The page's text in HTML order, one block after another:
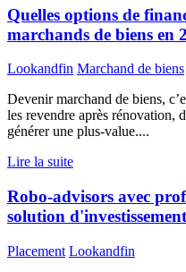
Quelles options de
marchands de biens en
Lookandfin Marchand de biens
Devenir marchand de biens,
les revendre après rénovation,
générer une plus-value....
Lire la suite
Robo-advisors avec
solution d'investissement
Placement Lookandfin